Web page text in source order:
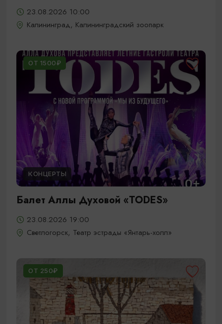
23.08.2026 10:00
Калининград, Калининградский зоопарк
ОТ 1500₽
КОНЦЕРТЫ
Балет Аллы Духовой «TODES»
23.08.2026 19:00
Светлогорск, Театр эстрады «Янтарь-холл»
ОТ 250₽